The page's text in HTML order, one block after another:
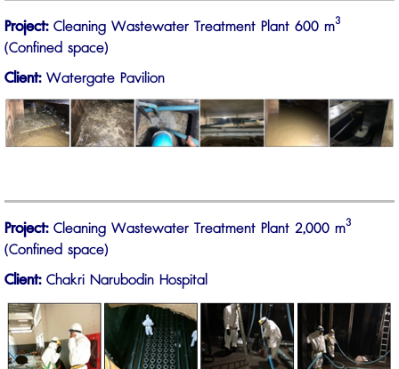
Project:Cleaning Wastewater Treatment Plant 600 m3
(Confined space)
Client: Watergate Pavilion
Project:Cleaning Wastewater Treatment Plant 2,000 m3
(Confined space)
Client: Chakri Narubodin Hospital